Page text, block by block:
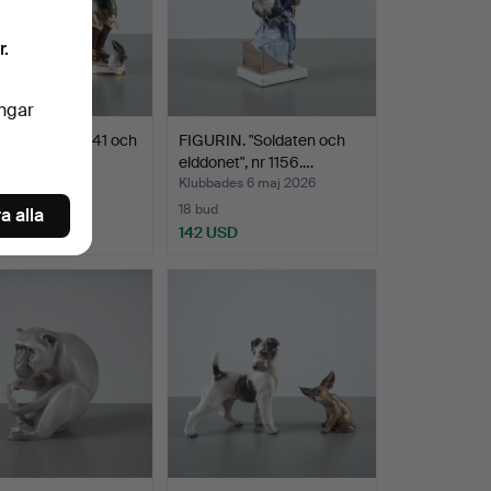
2 st. Nr 8041 och
FIGURIN. "Soldaten och
elddonet", nr 1156.…
Klubbades 6 maj 2026
18 bud
142 USD
alla